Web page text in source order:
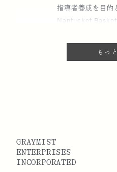
指導者養成を目
Nantucket
マサチューセッ
イン市、ベルモ
2006
ボストンに
ン。ナンタケット
もっ
GRAYMIST
ENTERPRISES
INCORPORATED